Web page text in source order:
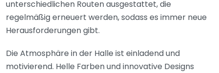
unterschiedlichen Routen ausgestattet, die
regelmäßig erneuert werden, sodass es immer neue
Herausforderungen gibt.
Die Atmosphäre in der Halle ist einladend und
motivierend. Helle Farben und innovative Designs